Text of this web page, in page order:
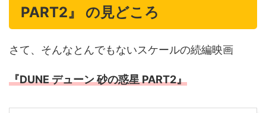
PART2』 の見どころ
さて、そんなとんでもないスケールの続編映画
『DUNE デューン 砂の惑星 PART2』